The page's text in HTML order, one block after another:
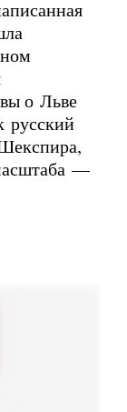
о Льве
русский
—